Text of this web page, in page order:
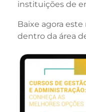
instituições de
Baixe agora
dentro da área